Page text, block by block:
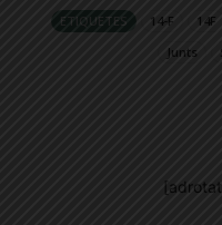
ETIQUETES 14-F 14F
Junts